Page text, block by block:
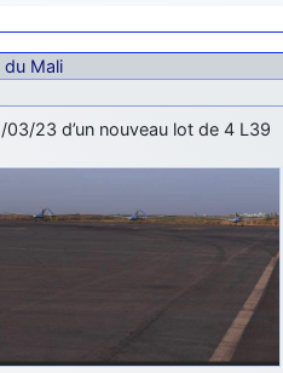
du Mali
23 d’un nouveau lot de 4 L39